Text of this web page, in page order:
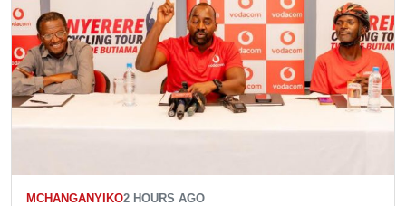
MCHANGANYIKO2 HOURS AGO